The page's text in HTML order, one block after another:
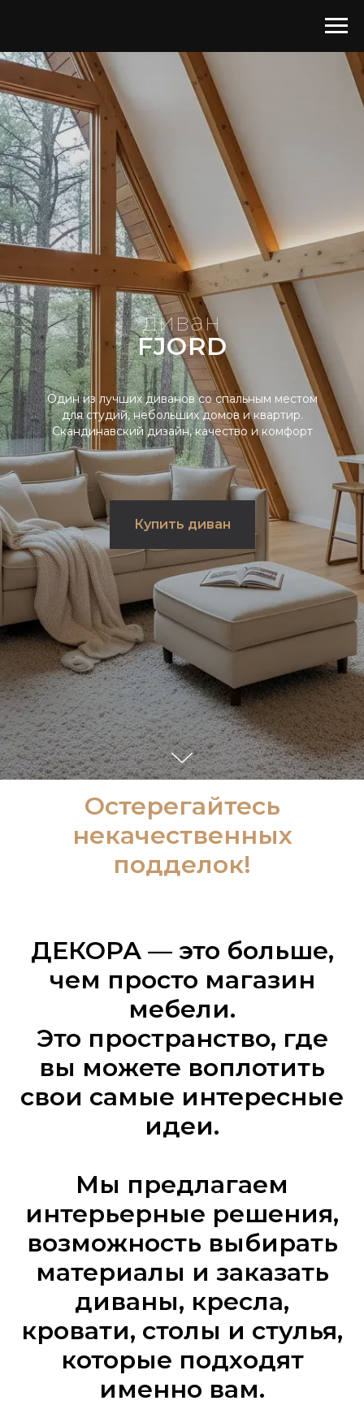
диван
FJORD
Один из лучших диванов со спальным местом
для студий, небольших домов и квартир.
Скандинавский дизайн, качество и комфорт
Купить диван
Остерегайтесь
некачественных
подделок!
ДЕКОРА — это больше,
чем просто магазин
мебели.
Это пространство, где
вы можете воплотить
свои самые интересные
идеи.
Мы предлагаем
интерьерные решения,
возможность выбирать
материалы и заказать
диваны, кресла,
кровати, столы и стулья,
которые подходят
именно вам.